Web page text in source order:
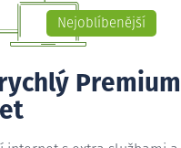
Nejoblíbenější
Premium